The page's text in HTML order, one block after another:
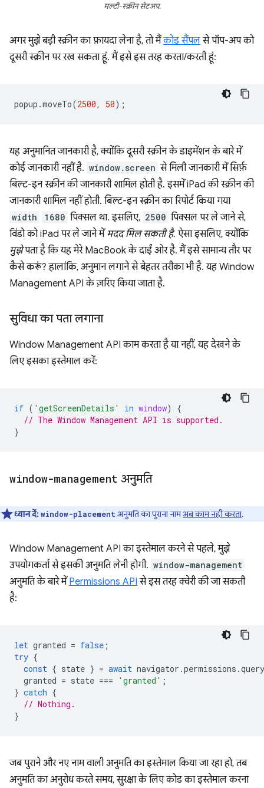
मल्टी-स्क्रीन सेटअप.
अगर मुझे बड़ी स्क्रीन का फ़ायदा लेना है, तो मैंकोड सैंपलसे पॉप-अप को
दूसरी स्क्रीन पर रख सकता हूं. मैं इसे इस तरह करता/करती हूं:
popup .moveTo(2500, 50);
यह अनुमानित जानकारी है, क्योंकि दूसरी स्क्रीन के डाइमेंशन के बारे में
कोई जानकारी नहीं है. window.screen से मिली जानकारी में सिर्फ़
बिल्ट-इन स्क्रीन की जानकारी शामिल होती है. इसमें iPad की स्क्रीन की
जानकारी शामिल नहीं होती. बिल्ट-इन स्क्रीन का रिपोर्ट किया गया
width 1680 पिक्सल था. इसलिए, 2500 पिक्सल पर ले जाने से,
विंडो को iPad पर ले जाने में मदद मिल सकती है. ऐसा इसलिए, क्योंकि
मुझेपता है कि यह मेरे MacBook के दाईं ओर है. मैं इसे सामान्य तौर पर
कैसे करूं? हालांकि, अनुमान लगाने से बेहतर तरीका भी है. यह Window
Management API के ज़रिए किया जाता है.
सुविधा का पता लगाना
Window Management API काम करता है या नहीं, यह देखने के
लिए इसका इस्तेमाल करें:
if ( 'getScreenDetails' in window)
{
// The Window Management API is supported.
}
window-management अनुमति
ध्यान दें:window-placementअनुमति का पुराना नामअब काम नहीं करता.
Window Management API का इस्तेमाल करने से पहले, मुझे
उपयोगकर्ता से इसकी अनुमति लेनी होगी. window-management
अनुमति के बारे में Permissions API से इस तरह क्वेरी की जा सकती
है:
let granted = false ;
try {
const { state } = await navigator .permissions .query
granted = state === 'granted' ;
} catch {
// Nothing.
}
जब पुराने और नए नाम वाली अनुमति का इस्तेमाल किया जा रहा हो, तब
अनुमति का अनुरोध करते समय, सुरक्षा के लिए कोड का इस्तेमाल करना